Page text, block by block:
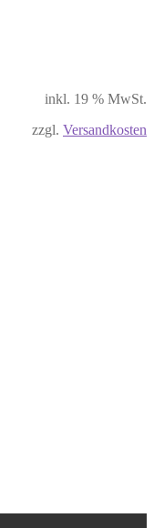
inkl. 19 % MwSt.
zzgl. Versandkosten